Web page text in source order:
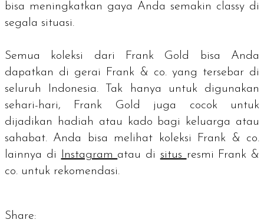
bisa meningkatkan gaya Anda semakin classy di
segala situasi.
Semua koleksi dari Frank Gold bisa Anda
dapatkan di gerai Frank & co. yang tersebar di
seluruh Indonesia. Tak hanya untuk digunakan
sehari-hari, Frank Gold juga cocok untuk
dijadikan hadiah atau kado bagi keluarga atau
sahabat. Anda bisa melihat koleksi Frank & co.
lainnya di Instagram atau di situs resmi Frank &
co. untuk rekomendasi.
Share: